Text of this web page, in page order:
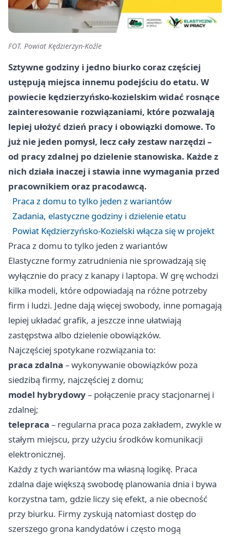
FOT. Powiat Kędzierzyn-Koźle
Sztywne godziny i jedno biurko coraz częściej
ustępują miejsca innemu podejściu do etatu. W
powiecie kędzierzyńsko-kozielskim widać rosnące
zainteresowanie rozwiązaniami, które pozwalają
lepiej ułożyć dzień pracy i obowiązki domowe. To
już nie jeden pomysł, lecz cały zestaw narzędzi –
od pracy zdalnej po dzielenie stanowiska. Każde z
nich działa inaczej i stawia inne wymagania przed
pracownikiem oraz pracodawcą.
Praca z domu to tylko jeden z wariantów
Zadania, elastyczne godziny i dzielenie etatu
Powiat Kędzierzyńsko-Kozielski włącza się w projekt
Praca z domu to tylko jeden z wariantów
Elastyczne formy zatrudnienia nie sprowadzają się
wyłącznie do pracy z kanapy i laptopa. W grę wchodzi
kilka modeli, które odpowiadają na różne potrzeby
firm i ludzi. Jedne dają więcej swobody, inne pomagają
lepiej układać grafik, a jeszcze inne ułatwiają
zastępstwa albo dzielenie obowiązków.
Najczęściej spotykane rozwiązania to:
praca zdalna – wykonywanie obowiązków poza
siedzibą firmy, najczęściej z domu;
model hybrydowy– połączenie pracy stacjonarnej i
zdalnej;
telepraca – regularna praca poza zakładem, zwykle w
stałym miejscu, przy użyciu środków komunikacji
elektronicznej.
Każdy z tych wariantów ma własną logikę. Praca
zdalna daje większą swobodę planowania dnia i bywa
korzystna tam, gdzie liczy się efekt, a nie obecność
przy biurku. Firmy zyskują natomiast dostęp do
szerszego grona kandydatów i często mogą